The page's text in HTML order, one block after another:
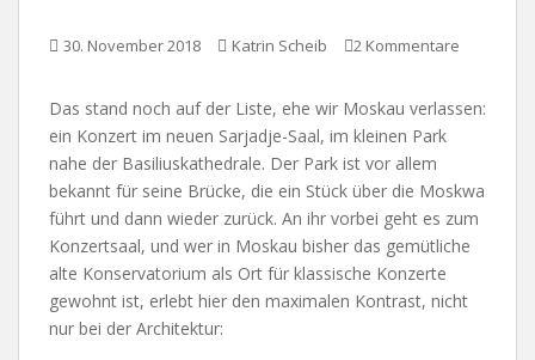
30. November 2018 Katrin Scheib 2 Kommentare
Das stand noch auf der Liste, ehe wir Moskau verlassen:
ein Konzert im neuen Sarjadje-Saal, im kleinen Park
nahe der Basiliuskathedrale. Der Park ist vor allem
bekannt für seine Brücke, die ein Stück über die Moskwa
führt und dann wieder zurück. An ihr vorbei geht es zum
Konzertsaal, und wer in Moskau bisher das gemütliche
alte Konservatorium als Ort für klassische Konzerte
gewohnt ist, erlebt hier den maximalen Kontrast, nicht
nur bei der Architektur: